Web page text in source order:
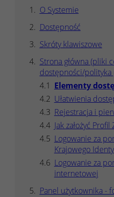
O Systemie
Dostępność
Skróty klawiszowe
Strona główna (pliki
dostępności/polityka
Elementy
Ułatwienia
Rejestracja i
Jak założyć Profil
Logowanie za
Krajowego
Logowanie za
internetowej
Panel użytkownika -